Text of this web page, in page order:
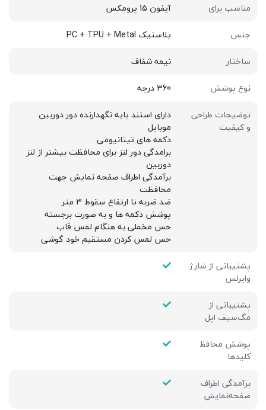
مناسب برای
آیفون 15 پرومکس
جنس
پلاستیک PC + TPU + Metal
ساختار
نیمه شفاف
نوع پوشش
360 درجه
توضیحات طراحی
و کیفیت
دارای استند پایه نگهدارنده دور دوربین
موبایل
دکمه های تیتانیومی
برامدگی دور لنز برای محافظت بیشتر از لنز
دوربین
برآمدگی اطراف صفحه نمایش جهت
محافظت
ضد ضربه تا ارتفاع سقوط 3 متر
پوشش دکمه ها و به صورت برجسته
حس مخملی به هنگام لمس قاب
حس لمس کردن مستقیم خود گوشی
پشتیبانی از شارژ
وایرلس
پشتیبانی از
مگ‌سیف اپل
پوشش محافظ
کلیدها
برآمدگی اطراف
صفحه‌نمایش